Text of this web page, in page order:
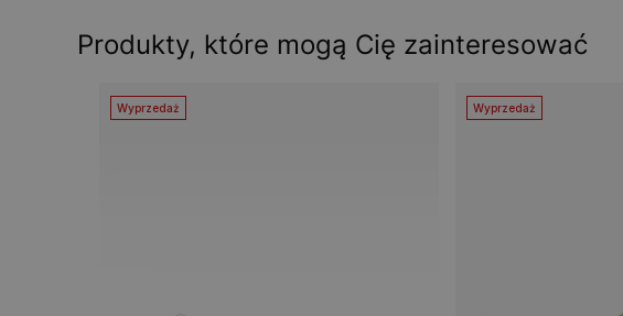
Produkty, które mogą Cię zainteresować
Wyprzedaż Wyprzedaż